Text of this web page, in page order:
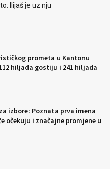
Ilijaš je uz nju
prometa u Kantonu
hiljada gostiju i 241 hiljada
izbore: Poznata prva imena
očekuju i značajne promjene u